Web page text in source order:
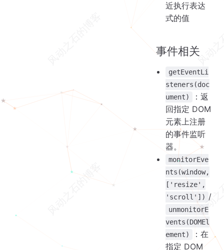
近执行表达
式的值
事件相关
getEventLi
steners(doc
ument)
：返
回指定 DOM
元素上注册
的事件监听
器。
monitorEve
nts(window,
['resize',
'scroll']) /
unmonitorE
vents(DOMEl
ement)
：在
指定 DOM